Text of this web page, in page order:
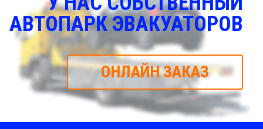
АВТОПАРК ЭВАКУАТОРОВ
ОНЛАЙН ЗАКАЗ